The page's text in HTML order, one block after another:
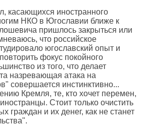
касающихся иностранного
НКО в Югославии ближе к
пришлось закрыться или
что российское
югославский опыт и
фокус покойного
из того, что делает
назревающая атака на
совершается инстинктивно...
Кремля, те, кто хочет перемен,
Стоит только очистить
граждан и их денег, как не станет